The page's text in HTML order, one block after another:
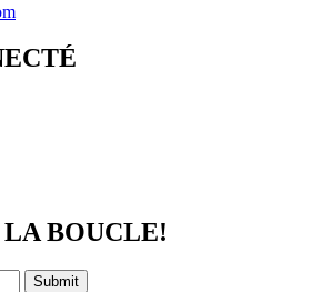
LA BOUCLE!